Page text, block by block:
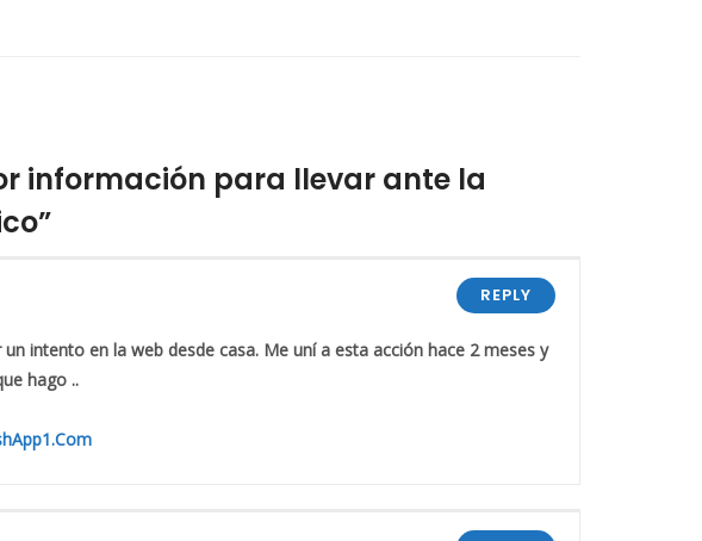
información para llevar ante la
REPLY
intento en la web desde casa. Me uní a esta acción hace 2 meses y
hago ..